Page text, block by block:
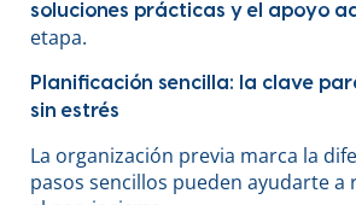
soluciones prácticas y el apoyo
etapa.
Planificación sencilla: la clave
sin estrés
La organización previa marca la
pasos sencillos pueden ayudarte a